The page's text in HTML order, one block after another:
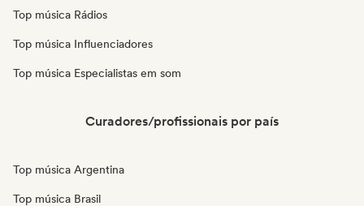
Top música Rádios
Top música Influenciadores
Top música Especialistas em som
Curadores/profissionais por país
Top música Argentina
Top música Brasil